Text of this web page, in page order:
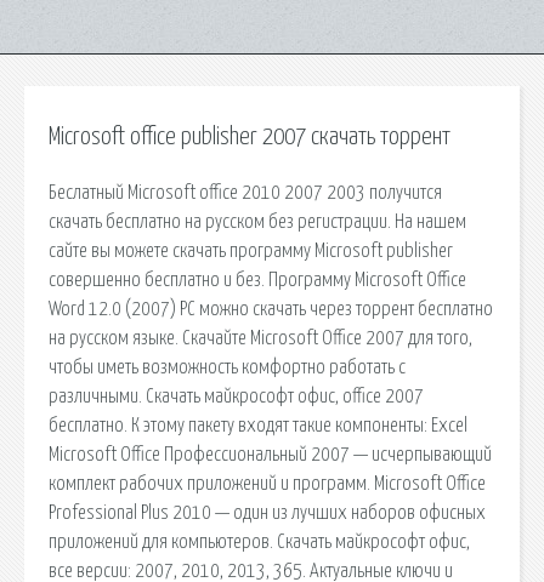
Microsoft office publisher 2007 скачать торрент
Беслатный Microsoft office 2010 2007 2003 получится
скачать бесплатно на русском без регистрации. На нашем
сайте вы можете скачать программу Microsoft publisher
совершенно бесплатно и без. Программу Microsoft Office
Word 12.0 (2007) РС можно скачать через торрент бесплатно
на русском языке. Скачайте Microsoft Office 2007 для того,
чтобы иметь возможность комфортно работать с
различными. Скачать майкрософт офис, office 2007
бесплатно. К этому пакету входят такие компоненты: Excel
Microsoft Office Профессиональный 2007 — исчерпывающий
комплект рабочих приложений и программ. Microsoft Office
Professional Plus 2010 — один из лучших наборов офисных
приложений для компьютеров. Скачать майкрософт офис,
все версии: 2007, 2010, 2013, 365. Актуальные ключи и